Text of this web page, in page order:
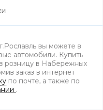
вы можете в
автомобили. Купить
розницу в Набережных
заказ в интернет
по почте, а также по
.